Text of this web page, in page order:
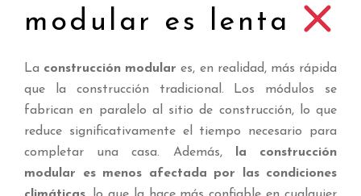
modular es lenta
La construcción modular es, en realidad, más rápida
que la construcción tradicional. Los módulos se
fabrican en paralelo al sitio de construcción, lo que
reduce significativamente el tiempo necesario para
completar una casa. Además, la construcción
modular es menos afectada por las condiciones